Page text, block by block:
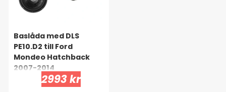
Baslåda med DLS
PE10.D2 till Ford
Mondeo Hatchback
2007-2014
2993 kr